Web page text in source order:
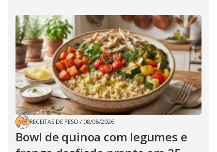
RECEITAS DE PESO / 08/08/2026
Bowl de quinoa com legumes e